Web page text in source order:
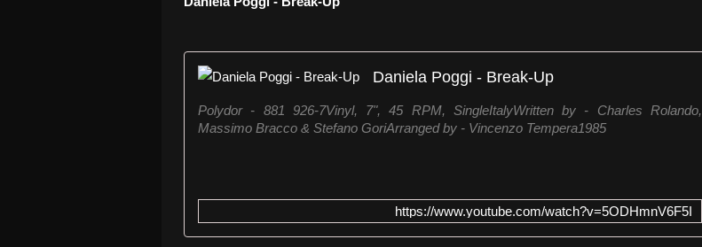
Daniela Poggi ‎- Break-Up
Polydor ‎- 881 926-7Vinyl, 7", 45 RPM, SingleItalyWritten by - Charles Rolando,
Massimo Bracco & Stefano GoriArranged by - Vincenzo Tempera1985
https://www.youtube.com/watch?v=5ODHmnV6F5I